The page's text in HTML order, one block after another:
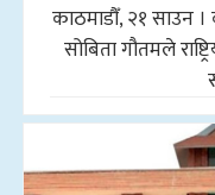
काठमाडौँ, २१ साउन ।
सोबिता गौतमले